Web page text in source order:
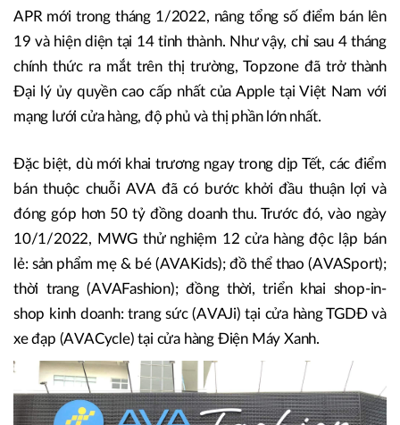
APR mới trong tháng 1/2022, nâng tổng số điểm bán lên
19 và hiện diện tại 14 tỉnh thành. Như vậy, chỉ sau 4 tháng
chính thức ra mắt trên thị trường, Topzone đã trở thành
Đại lý ủy quyền cao cấp nhất của Apple tại Việt Nam với
mạng lưới cửa hàng, độ phủ và thị phần lớn nhất.
Đặc biệt, dù mới khai trương ngay trong dịp Tết, các điểm
bán thuộc chuỗi AVA đã có bước khởi đầu thuận lợi và
đóng góp hơn 50 tỷ đồng doanh thu. Trước đó, vào ngày
10/1/2022, MWG thử nghiệm 12 cửa hàng độc lập bán
lẻ: sản phẩm mẹ & bé (AVAKids); đồ thể thao (AVASport);
thời trang (AVAFashion); đồng thời, triển khai shop-in-
shop kinh doanh: trang sức (AVAJi) tại cửa hàng TGDĐ và
xe đạp (AVACycle) tại cửa hàng Điện Máy Xanh.